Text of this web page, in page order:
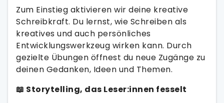
Zum Einstieg aktivieren wir deine kreative
Schreibkraft. Du lernst, wie Schreiben als
kreatives und auch persönliches
Entwicklungswerkzeug wirken kann. Durch
gezielte Übungen öffnest du neue Zugänge zu
deinen Gedanken, Ideen und Themen.
📖 Storytelling, das Leser:innen fesselt